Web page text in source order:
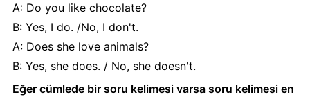
A: Do you like chocolate?
B: Yes, I do. /No, I don't.
A: Does she love animals?
B: Yes, she does. / No, she doesn't.
Eğer cümlede bir soru kelimesi varsa soru kelimesi en